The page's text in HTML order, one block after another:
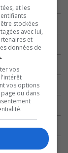
et les
stockées
avec lui,
et
données de
vos
vos options
ou dans